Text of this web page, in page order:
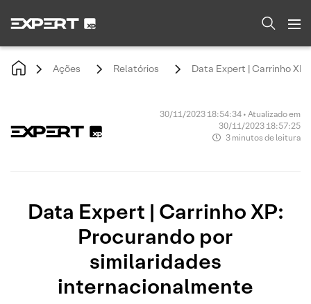
Ações Relatórios Data Expert | Carrinho
30/11/2023 18:54:34 • Atualizado em
30/11/2023 18:57:25
3 minutos de leitura
Data Expert | Carrinho XP:
Procurando por
similaridades
internacionalmente